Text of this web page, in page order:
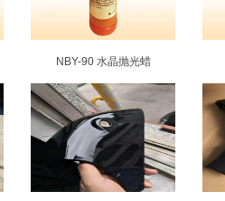
NBY-90 水晶抛光蜡